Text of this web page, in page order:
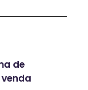
de